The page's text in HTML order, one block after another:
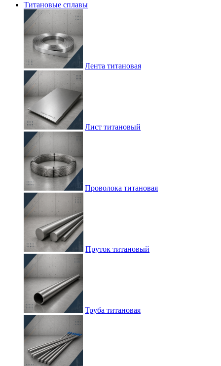
Титановые сплавы
Лента титановая
Лист титановый
Проволока титановая
Пруток титановый
Труба титановая